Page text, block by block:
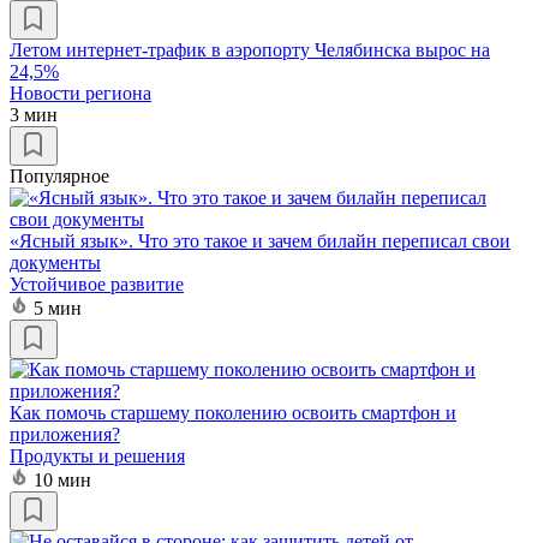
Летом интернет-трафик в аэропорту Челябинска вырос на
24,5%
Новости региона
3 мин
Популярное
«Ясный язык». Что это такое и зачем билайн переписал свои
документы
Устойчивое развитие
5 мин
Как помочь старшему поколению освоить смартфон и
приложения?
Продукты и решения
10 мин